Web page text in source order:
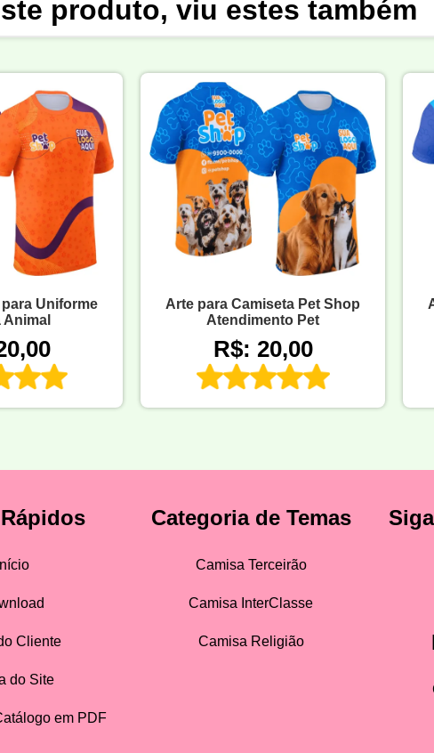
produto, viu estes também
Uniforme
Arte para Camiseta Pet Shop
Atendimento Pet
R$: 20,00
Início
Cliente
do Site
em PDF
Categoria de Temas
Camisa Terceirão
Camisa InterClasse
Camisa Religião